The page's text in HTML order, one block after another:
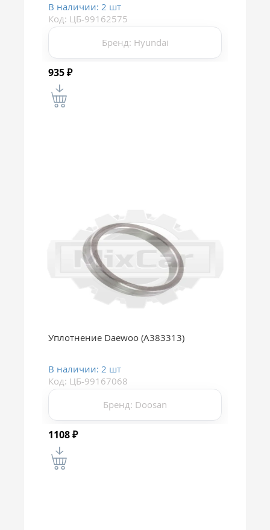
В наличии: 2 шт
Код: ЦБ-99162575
Бренд: Hyundai
935₽
Уплотнение Daewoo (A383313)
В наличии: 2 шт
Код: ЦБ-99167068
Бренд: Doosan
1108₽